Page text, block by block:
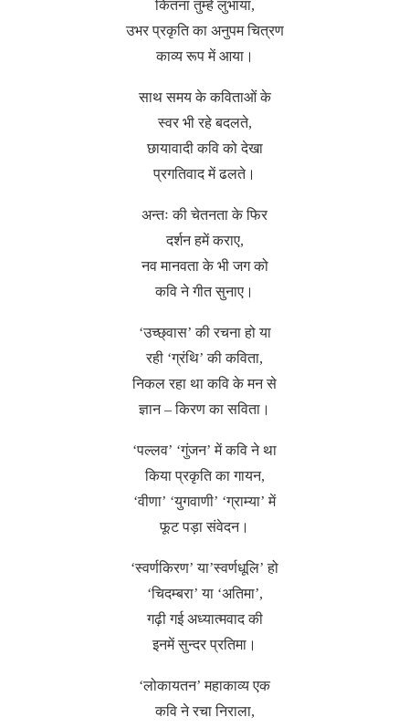
कितना तुम्हें लुभाया,
उभर प्रकृति का अनुपम चित्रण
काव्य रूप में आया।
साथ समय के कविताओं के
स्वर भी रहे बदलते,
छायावादी कवि को देखा
प्रगतिवाद में ढलते।
अन्तः की चेतनता के फिर
दर्शन हमें कराए,
नव मानवता के भी जग को
कवि ने गीत सुनाए।
‘उच्छ्वास’ की रचना हो या
रही ‘ग्रंथि’ की कविता,
निकल रहा था कवि के मन से
ज्ञान – किरण का सविता।
‘पल्लव’ ‘गुंजन’ में कवि ने था
किया प्रकृति का गायन,
‘वीणा’ ‘युगवाणी’ ‘ग्राम्या’ में
फूट पड़ा संवेदन।
‘स्वर्णकिरण’ या’स्वर्णधूलि’ हो
‘चिदम्बरा’ या ‘अतिमा’,
गढ़ी गई अध्यात्मवाद की
इनमें सुन्दर प्रतिमा।
‘लोकायतन’ महाकाव्य एक
कवि ने रचा निराला,